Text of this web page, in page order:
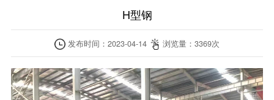
H型钢
发布时间：2023-04-14 浏览量：3369次